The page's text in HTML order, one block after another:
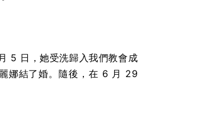
5 日，她受洗歸入我們教會成
娜結了婚。隨後，在 6 月 29